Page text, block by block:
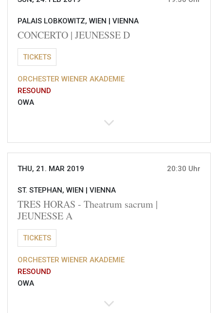
PALAIS LOBKOWITZ, WIEN | VIENNA
CONCERTO | JEUNESSE D
TICKETS
ORCHESTER WIENER AKADEMIE
RESOUND
OWA
THU, 21. MAR 2019 20:30 Uhr
ST. STEPHAN, WIEN | VIENNA
TRES HORAS - Theatrum sacrum |
JEUNESSE A
TICKETS
ORCHESTER WIENER AKADEMIE
RESOUND
OWA